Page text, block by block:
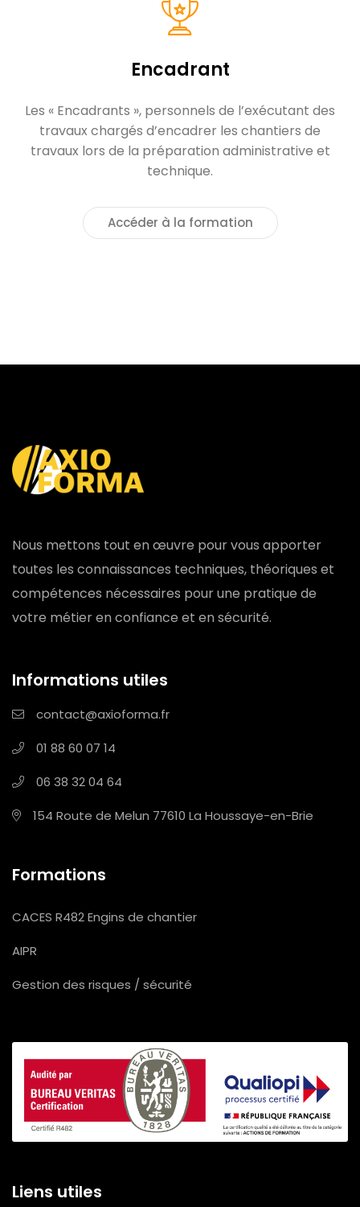
Encadrant
Les « Encadrants », personnels de l’exécutant des
travaux chargés d’encadrer les chantiers de
travaux lors de la préparation administrative et
technique.
Accéder à la formation
Nous mettons tout en œuvre pour vous apporter
toutes les connaissances techniques, théoriques et
compétences nécessaires pour une pratique de
votre métier en confiance et en sécurité.
Informations utiles
contact@axioforma.fr
01 88 60 07 14
06 38 32 04 64
154 Route de Melun 77610 La Houssaye-en-Brie
Formations
CACES R482 Engins de chantier
AIPR
Gestion des risques / sécurité
Liens utiles